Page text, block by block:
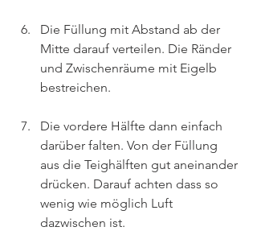
Die Füllung mit Abstand ab der
Mitte darauf verteilen. Die Ränder
und Zwischenräume mit Eigelb
bestreichen.
Die vordere Hälfte dann einfach
darüber falten. Von der Füllung
aus die Teighälften gut aneinander
drücken. Darauf achten dass so
wenig wie möglich Luft
dazwischen ist.